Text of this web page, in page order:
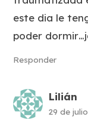
este dia le
poder
Responder
Lilián
29 de